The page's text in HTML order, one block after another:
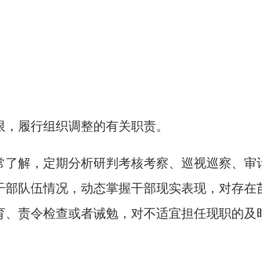
履行组织调整的有关职责。
解，定期分析研判考核考察、巡视巡察、审
队伍情况，动态掌握干部现实表现，对存在
责令检查或者诫勉，对不适宜担任现职的及